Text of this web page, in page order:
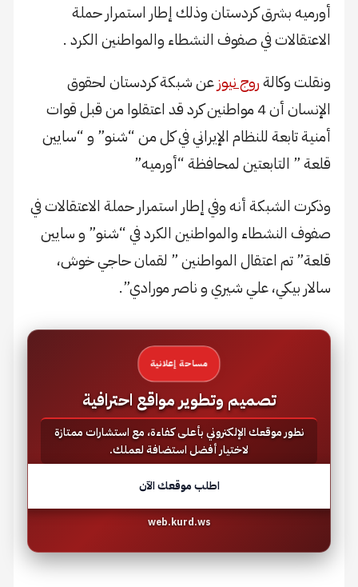
أورميه بشرق كردستان وذلك إطار استمرار حملة
الاعتقالات في صفوف النشطاء والمواطنين الكرد .
ونقلت وكالةروج نيوزعن شبكة كردستان لحقوق
الإنسان أن 4 مواطنين كرد قد اعتقلوا من قبل قوات
أمنية تابعة للنظام الإيراني في كل من “شنو” و “سايين
قلعة ” التابعتين لمحافظة “أورميه”
وذكرت الشبكة أنه وفي إطار استمرار حملة الاعتقالات في
صفوف النشطاء والمواطنين الكرد في “شنو” و سايين
قلعة” تم اعتقال المواطنين ” لقمان حاجي خوش،
سالار بيكي، علي شيري و ناصر مورادي”.
مساحة إعلانية
تصميم وتطوير مواقع احترافية
نطور موقعك الإلكتروني بأعلى كفاءة، مع استشارات ممتازة
لاختيار أفضل استضافة لعملك.
اطلب موقعك الآن
web.kurd.ws